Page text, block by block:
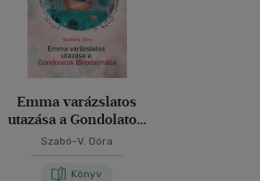
Emma varázslatos
utazása a Gondolatok
Birodalmába
Szabó-V. Dóra
Könyv